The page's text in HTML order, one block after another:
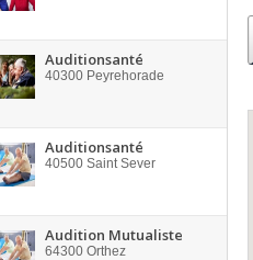
Auditionsanté
40300 Peyrehorade
Auditionsanté
40500 Saint Sever
Audition Mutualiste
64300 Orthez